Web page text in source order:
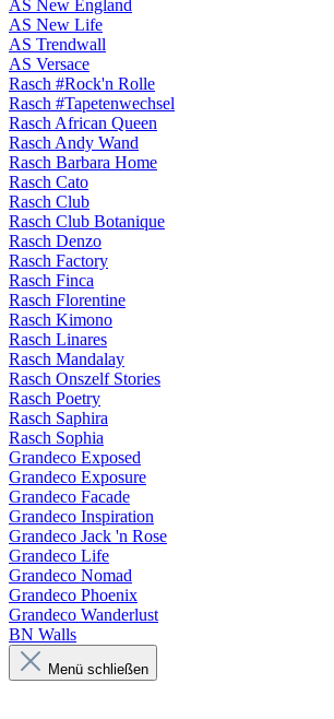
AS New England
AS New Life
AS Trendwall
AS Versace
Rasch #Rock'n Rolle
Rasch #Tapetenwechsel
Rasch African Queen
Rasch Andy Wand
Rasch Barbara Home
Rasch Cato
Rasch Club
Rasch Club Botanique
Rasch Denzo
Rasch Factory
Rasch Finca
Rasch Florentine
Rasch Kimono
Rasch Linares
Rasch Mandalay
Rasch Onszelf Stories
Rasch Poetry
Rasch Saphira
Rasch Sophia
Grandeco Exposed
Grandeco Exposure
Grandeco Facade
Grandeco Inspiration
Grandeco Jack 'n Rose
Grandeco Life
Grandeco Nomad
Grandeco Phoenix
Grandeco Wanderlust
BN Walls
Menü schließen